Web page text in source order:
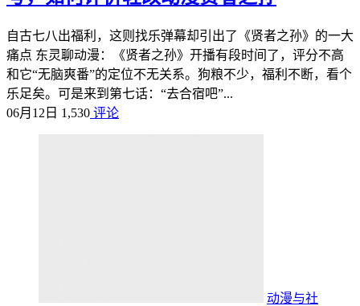
自古七八出福利，这则找乐弹幕却引出了《贤者之孙》的一大
痛点 东灵聊动漫：《贤者之孙》开播有段时间了，评分不高
和它“无脑爽番”的定位不无关系。狗粮不少，福利不断，看个
乐足矣。可是来到第七话：“去合宿吧”...
06月12日 1,530 评论
动漫与社